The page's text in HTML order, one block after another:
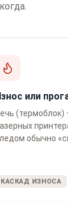
или
обычно
КАСКАД ИЗНОСА